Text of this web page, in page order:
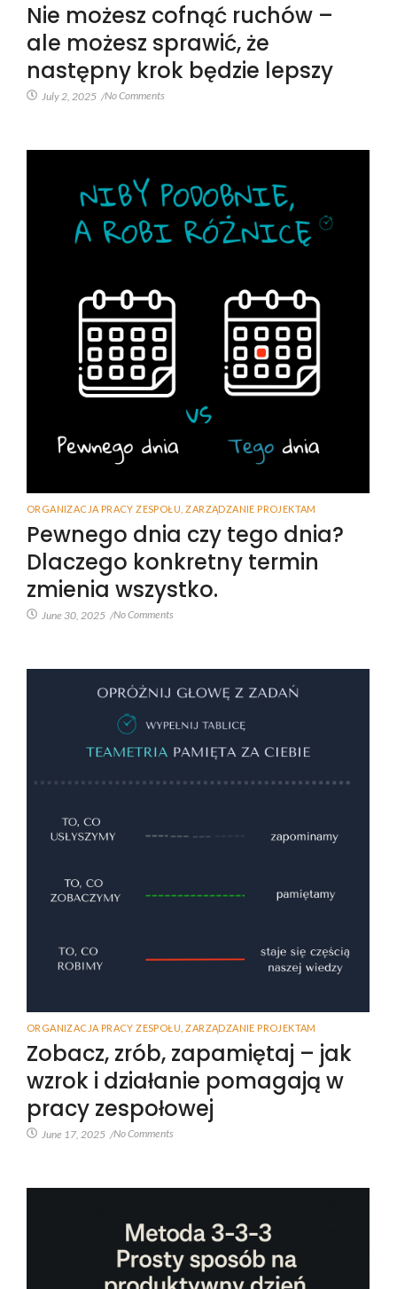
Nie możesz cofnąć ruchów –
ale możesz sprawić, że
następny krok będzie lepszy
July 2, 2025 /No Comments
ORGANIZACJA PRACY ZESPOŁU ZARZĄDZANIE PROJEKTAM
Pewnego dnia czy tego dnia?
Dlaczego konkretny termin
zmienia wszystko.
June 30, 2025 /No Comments
ORGANIZACJA PRACY ZESPOŁU ZARZĄDZANIE PROJEKTAM
Zobacz, zrób, zapamiętaj – jak
wzrok i działanie pomagają w
pracy zespołowej
June 17, 2025 /No Comments